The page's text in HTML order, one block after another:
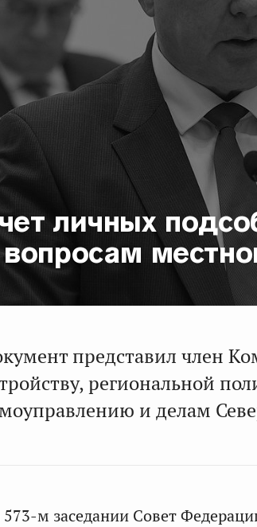
личных
представил член
региональной
и делам
м заседании Совет